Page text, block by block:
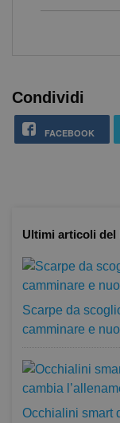
Condividi
FACEBOOK
Ultimi articoli del
Scarpe da
camminare e
Occhialini smart